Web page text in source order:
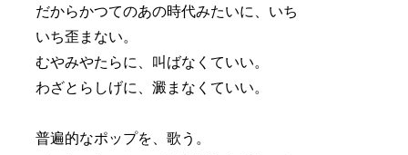
だからかつてのあの時代みたいに、いち
いち歪まない。
むやみやたらに、叫ばなくていい。
わざとらしげに、澱まなくていい。
普遍的なポップを、歌う。